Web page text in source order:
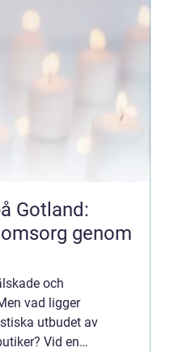
Gotland:
genom
och
vad ligger
utbudet av
Vid en